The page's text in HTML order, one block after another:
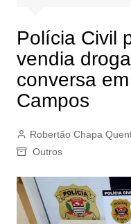
Polícia Civil
vendia
conversa
Campos
Robertão Chapa
Outros